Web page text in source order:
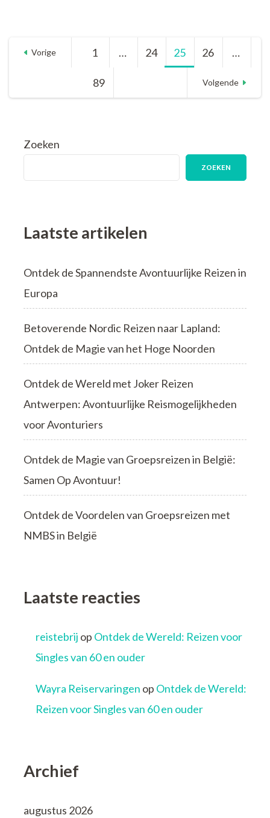
van
een
Last
Berichten
Vorige Pagina
1 … Pagina
24 Pagina
25 Pagina
26 …
Pagina
89 Volgende
Zoeken
ZOEKEN
Laatste artikelen
Ontdek de Spannendste Avontuurlijke Reizen in
Europa
Betoverende Nordic Reizen naar Lapland:
Ontdek de Magie van het Hoge Noorden
Ontdek de Wereld met Joker Reizen
Antwerpen: Avontuurlijke Reismogelijkheden
voor Avonturiers
Ontdek de Magie van Groepsreizen in België:
Samen Op Avontuur!
Ontdek de Voordelen van Groepsreizen met
NMBS in België
Laatste reacties
reistebrij op Ontdek de Wereld: Reizen voor
Singles van 60 en ouder
Wayra Reiservaringen op Ontdek de Wereld:
Reizen voor Singles van 60 en ouder
Archief
augustus 2026